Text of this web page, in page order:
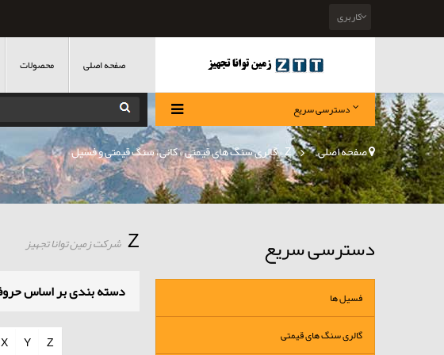
کاربری
صفحه اصلی محصولات
دسترسی سریع
صفحه اصلی >
Z
»گالری سنگ های قیمتی»کانی، سنگ قیمتی و فسیل
دسترسی سریع
فسیل ها
گالری سنگ های قیمتی
Z شرکت زمین توانا تجهیز
دسته بندی بر اساس
X Y Z